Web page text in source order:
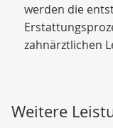
werden die
zahnärztlichen
Weitere